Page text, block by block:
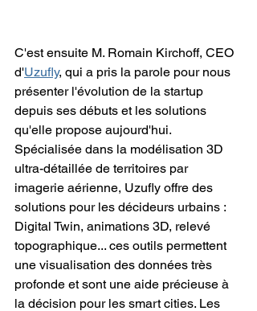
C'est ensuite M. Romain Kirchoff, CEO
d'Uzufly, qui a pris la parole pour nous
présenter l'évolution de la startup
depuis ses débuts et les solutions
qu'elle propose aujourd'hui.
Spécialisée dans la modélisation 3D
ultra-détaillée de territoires par
imagerie aérienne, Uzufly offre des
solutions pour les décideurs urbains :
Digital Twin, animations 3D, relevé
topographique... ces outils permettent
une visualisation des données très
profonde et sont une aide précieuse à
la décision pour les smart cities. Les